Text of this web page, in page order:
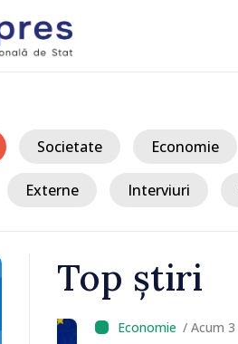
Societate Economie
Externe Interviuri
Top știri
/ Acum 3 ore